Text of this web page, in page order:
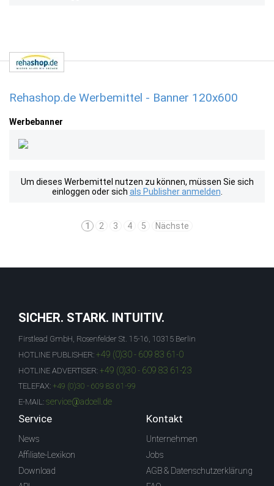
Rehashop.de Werbemittel - Banner 120x600
Werbebanner
Um dieses Werbemittel nutzen zu können, müssen Sie sich
einloggen oder sich als Publisher anmelden
1 2 3 4 5 Nächste
SICHER. STARK. INTUITIV.
Firstlead GmbH, Rosenfelder St. 15-16, 10315 Berlin
HOTLINE PUBLISHER: +49 (0)30 - 609 83 61-0
HOTLINE ADVERTISER: +49 (0)30 - 609 83 61-23
TELEFAX: +49 (0)30 - 609 83 61-99
E-MAIL: service@adcell.de
Service
News
Affiliate-Lexikon
Download
Kontakt
Unternehmen
Jobs
AGB & Datenschutzerklärung